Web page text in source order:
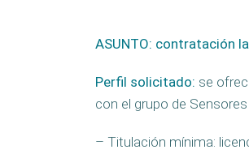
ASUNTO: contratación
Perfil solicitado: se
con el grupo de
– Titulación mínima: